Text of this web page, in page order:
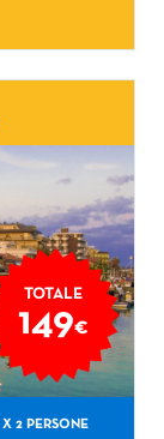
TOTALE
149€
X 2 PERSONE